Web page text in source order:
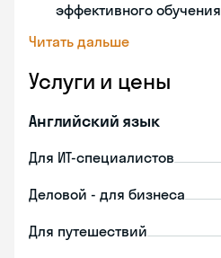
эффективного обучения
Читать дальше
Услуги и цены
Английский язык
Для ИТ-специалистов
Деловой - для бизнеса
Для путешествий